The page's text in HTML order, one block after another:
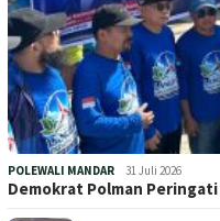
POLEWALI MANDAR 31 Juli 2026
Demokrat Polman